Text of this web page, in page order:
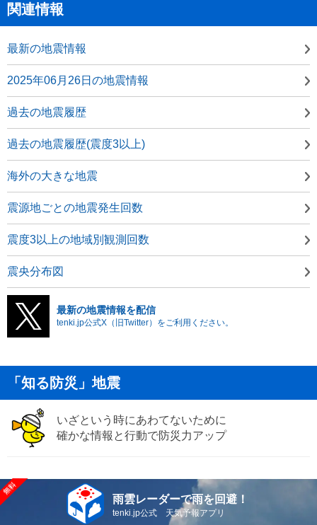
関連情報
最新の地震情報
2025年06月26日の地震情報
過去の地震履歴
過去の地震履歴(震度3以上)
海外の大きな地震
震源地ごとの地震発生回数
震度3以上の地域別観測回数
震央分布図
最新の地震情報を配信
tenki.jp公式X（旧Twitter）をご利用ください。
「知る防災」地震
いざという時にあわてないために
確かな情報と行動で防災力アップ
雨雲レーダーで雨を回避！
tenki.jp公式 天気予報アプリ